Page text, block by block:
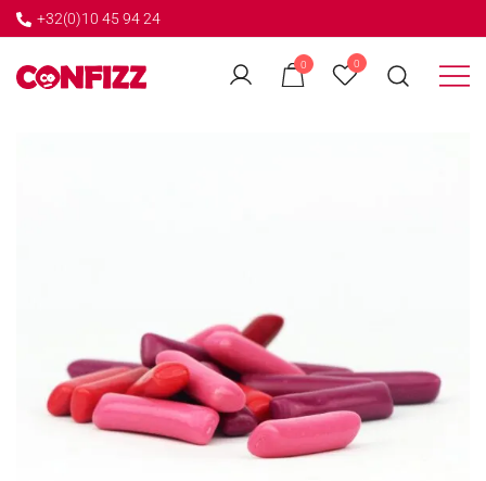
+32(0)10 45 94 24
0 0
← GO BACK